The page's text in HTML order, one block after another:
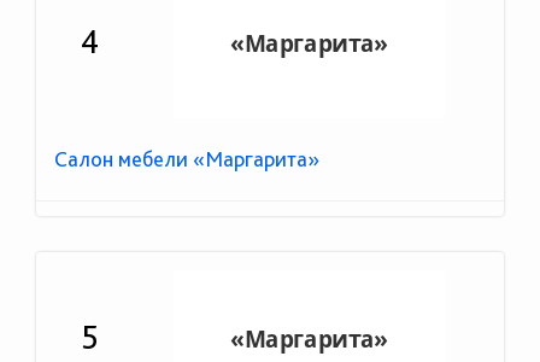
4
Салон мебели «Маргарита»
5